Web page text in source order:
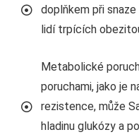
doplňkem při
lidí trpících
Metabolické
poruchami, jako je
rezistence, může
hladinu glukózy a